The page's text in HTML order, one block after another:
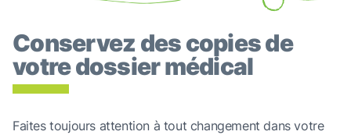
Conservez des copies de
votre dossier médical
Faites toujours attention à tout changement dans votre